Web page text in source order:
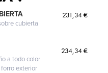
cubierta
231,34 €
a todo color
exterior
234,34 €